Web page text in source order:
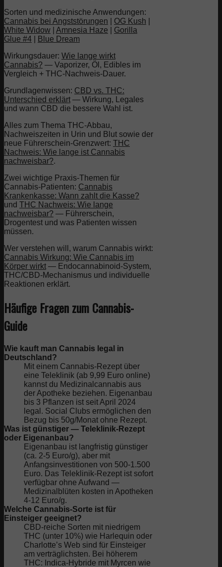
Sorten und medizinische Anwendungen:
Cannabis bei Angststörungen
OG Kush
White Widow
Amnesia Haze
Gorilla
Glue #4
Blue Dream
Wirkungsdauer: Wie lange wirkt
Cannabis? — Vaporizer, Öl, Edibles im
Vergleich + THC-Nachweis-Dauer.
Grundlagenwissen: CBD vs. THC:
Unterschied erklärt — Wirkung, Legales
und wann CBD die bessere Wahl ist.
Alles zum Thema THC-Abbau,
Nachweiszeiten in Urin und Blut sowie der
neue Führerschein-Grenzwert: THC
Nachweis: Wie lange ist Cannabis
nachweisbar?.
Zwei wichtige Praxis-Themen für
Cannabis-Patienten: Cannabis
Krankenkasse: Wann zahlt die Kasse?
und THC Nachweis: Wie lange
nachweisbar? — Führerschein,
Drogentest und was Patienten wissen
müssen.
Wer verstehen will, warum Cannabis wirkt:
Cannabis Wirkung: Wie Cannabis im
Körper wirkt — Endocannabinoid-System,
THC/CBD-Mechanismus und individuelle
Reaktionen erklärt.
Häufige Fragen zum Cannabis-
Guide
Wie kauft man Cannabis legal in
Deutschland?
Mit einem Cannabis-Rezept über
eine Teleklinik (ab 9,99 Euro online)
kannst du Medizinalcannabis aus
der Apotheke beziehen. Eigenanbau
bis 3 Pflanzen ist seit April 2024
legal. Social Clubs ermöglichen den
Bezug bis 50g/Monat ohne Rezept.
Was ist günstiger — Teleklinik-Rezept
oder Eigenanbau?
Eigenanbau ist langfristig günstiger
(ca. 2-5 Euro/g), aber mit
Anfangsinvestitionen von 500-1.500
Euro. Das Teleklinik-Rezept ist sofort
verfügbar ohne Aufwand —
Medizinalblüten kosten in Apotheken
4-12 Euro/g.
Welche Cannabis-Sorte ist für
Einsteiger geeignet?
CBD-reiche Sorten mit niedrigem
THC (unter 10%) wie Harlequin oder
Charlotte’s Web sind für Einsteiger
am verträglichsten. Bei höherem
THC: Indica-Hybride mit Myrcen wie